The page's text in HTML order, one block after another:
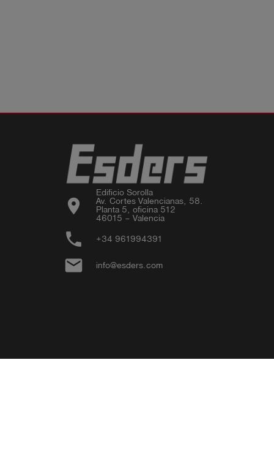
location_on
Edificio Sorolla
Av. Cortes Valencianas, 58.
Planta 5, oficina 512
46015 – Valencia
phone +34 961994391
email info@esders.com